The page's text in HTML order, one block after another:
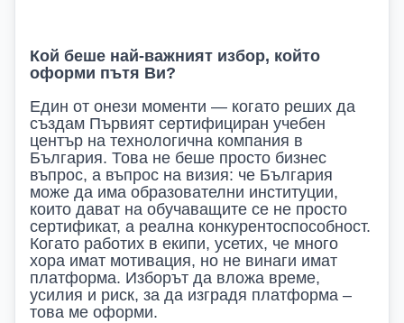
Кой беше най-важният избор, който
оформи пътя Ви?
Един от онези моменти — когато реших да
създам Първият сертифициран учебен
център на технологична компания в
България. Това не беше просто бизнес
въпрос, а въпрос на визия: че България
може да има образователни институции,
които дават на обучаващите се не просто
сертификат, а реална конкурентоспособност.
Когато работих в екипи, усетих, че много
хора имат мотивация, но не винаги имат
платформа. Изборът да вложа време,
усилия и риск, за да изградя платформа –
това ме оформи.